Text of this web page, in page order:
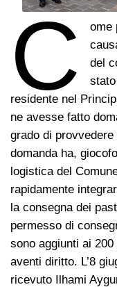
C
ome
del
residente nel
ne avesse fatto
grado di
domanda ha,
logistica del
rapidamente
la consegna dei
permesso di
sono aggiunti ai
aventi diritto. L’8
ricevuto Ilhami